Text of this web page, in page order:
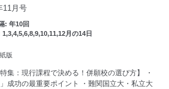
11月号
: 年10回
1,3,4,5,6,8,9,10,11,12月の14日
紙版
特集：現行課程で決める！併願校の選び方】 ・
」成功の最重要ポイント ・難関国立大・私立大